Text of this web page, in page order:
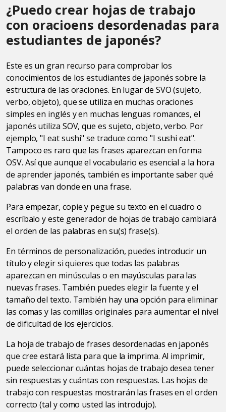
¿Puedo crear hojas de trabajo
con oracioens desordenadas para
estudiantes de japonés?
Este es un gran recurso para comprobar los
conocimientos de los estudiantes de japonés sobre la
estructura de las oraciones. En lugar de SVO (sujeto,
verbo, objeto), que se utiliza en muchas oraciones
simples en inglés y en muchas lenguas romances, el
japonés utiliza SOV, que es sujeto, objeto, verbo. Por
ejemplo, "I eat sushi" se traduce como "I sushi eat".
Tampoco es raro que las frases aparezcan en forma
OSV. Así que aunque el vocabulario es esencial a la hora
de aprender japonés, también es importante saber qué
palabras van donde en una frase.
Para empezar, copie y pegue su texto en el cuadro o
escríbalo y este generador de hojas de trabajo cambiará
el orden de las palabras en su(s) frase(s).
En términos de personalización, puedes introducir un
título y elegir si quieres que todas las palabras
aparezcan en minúsculas o en mayúsculas para las
nuevas frases. También puedes elegir la fuente y el
tamaño del texto. También hay una opción para eliminar
las comas y las comillas originales para aumentar el nivel
de dificultad de los ejercicios.
La hoja de trabajo de frases desordenadas en japonés
que cree estará lista para que la imprima. Al imprimir,
puede seleccionar cuántas hojas de trabajo desea tener
sin respuestas y cuántas con respuestas. Las hojas de
trabajo con respuestas mostrarán las frases en el orden
correcto (tal y como usted las introdujo).